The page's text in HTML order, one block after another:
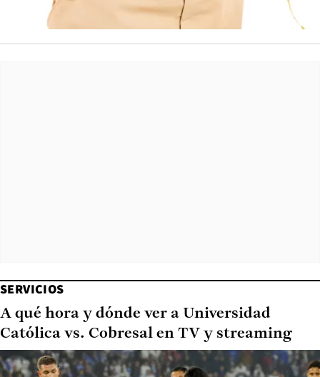
SERVICIOS
A qué hora y dónde ver a Universidad
Católica vs. Cobresal en TV y streaming